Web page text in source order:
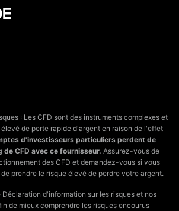
: Les CFD sont des instruments complexes et
de perte rapide d'argent en raison de l'effet
d'investisseurs particuliers perdent de
CFD avec ce fournisseur. Assurez-vous de
des CFD et demandez-vous si vous
prendre le risque élevé de perdre votre argent.
d'information sur les risques et nos
de mieux comprendre les risques encourus